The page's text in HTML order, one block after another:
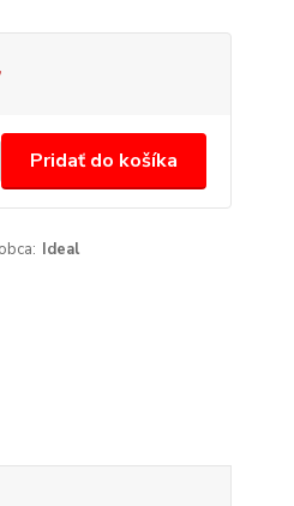
Pridať do košíka
Ideal